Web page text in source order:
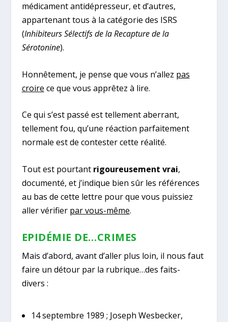
médicament antidépresseur, et d’autres,
appartenant tous à la catégorie des ISRS
(Inhibiteurs Sélectifs de la Recapture de la
Sérotonine).
Honnêtement, je pense que vous n’allez pas
croire ce que vous apprêtez à lire.
Ce qui s’est passé est tellement aberrant,
tellement fou, qu’une réaction parfaitement
normale est de contester cette réalité.
Tout est pourtant rigoureusement vrai,
documenté, et j’indique bien sûr les références
au bas de cette lettre pour que vous puissiez
aller vérifier par vous-même.
EPIDÉMIE DE…CRIMES
Mais d’abord, avant d’aller plus loin, il nous faut
faire un détour par la rubrique…des faits-
divers :
14 septembre 1989 ; Joseph Wesbecker,